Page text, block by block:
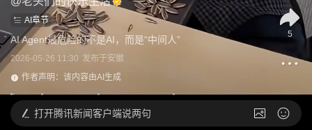
AI章节
AI Agent最危险的不是AI，而是“中间人”
2026-05-26 11:30 发布于安徽
作者声明：该内容由AI生成
5
打开腾讯新闻客户端说两句